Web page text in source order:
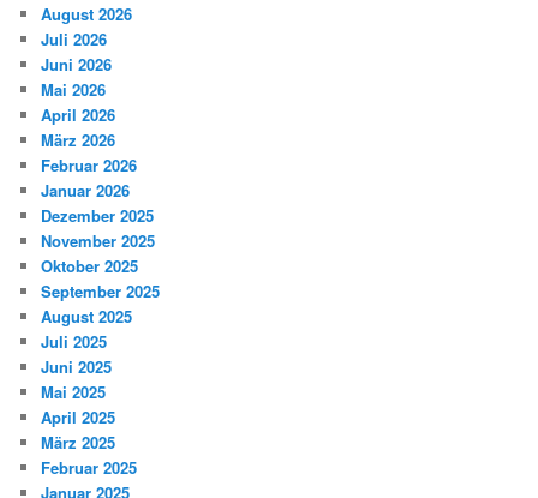
August 2026
Juli 2026
Juni 2026
Mai 2026
April 2026
März 2026
Februar 2026
Januar 2026
Dezember 2025
November 2025
Oktober 2025
September 2025
August 2025
Juli 2025
Juni 2025
Mai 2025
April 2025
März 2025
Februar 2025
Januar 2025